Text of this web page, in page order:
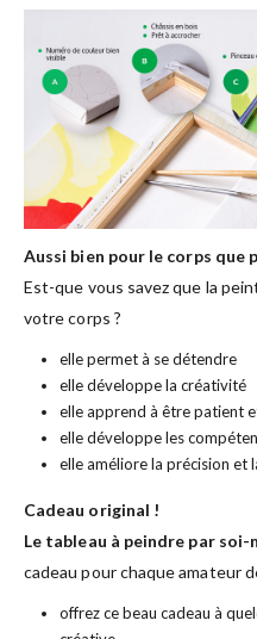
Aussi bien pour le corps que
Est-que vous savez que la
votre corps ?
elle permet à se détendre
elle développe la créativité
elle apprend à être patient
elle développe les
elle améliore la précision et
Cadeau original !
Le tableau à peindre par soi-
cadeau pour chaque amateur
offrez ce beau cadeau à